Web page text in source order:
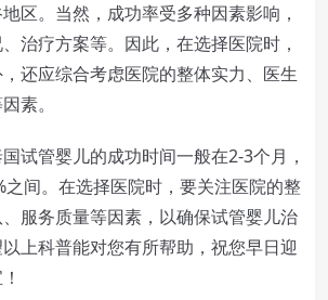
区。当然，成功率受多种因素影响，
治疗方案等。因此，在选择医院时，
还应综合考虑医院的整体实力、医生
素。
管婴儿的成功时间一般在2-3个月，
之间。在选择医院时，要关注医院的整
服务质量等因素，以确保试管婴儿治
上科普能对您有所帮助，祝您早日迎